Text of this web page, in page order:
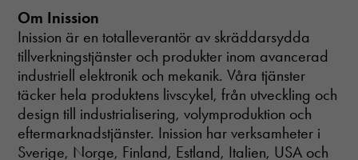
Om Inission
Inission är en totalleverantör av skräddarsydda
tillverkningstjänster och produkter inom avancerad
industriell elektronik och mekanik. Våra tjänster
täcker hela produktens livscykel, från utveckling och
design till industrialisering, volymproduktion och
eftermarknadstjänster. Inission har verksamheter i
Sverige, Norge, Finland, Estland, Italien, USA och
Nödvändiga
Dessa cookies
går inte att
välja bort. De
behövs för att
hemsidan
över huvud